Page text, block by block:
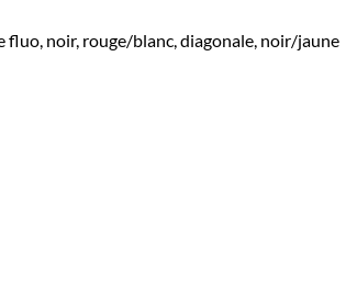
fluo, noir, rouge/blanc, diagonale, noir/jaune